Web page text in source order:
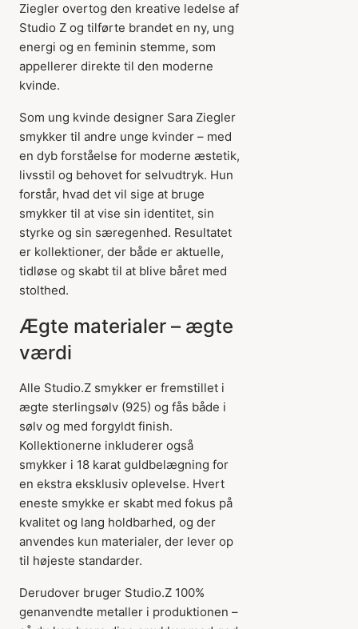
Ziegler overtog den kreative ledelse af
Studio Z og tilførte brandet en ny, ung
energi og en feminin stemme, som
appellerer direkte til den moderne
kvinde.
Som ung kvinde designer Sara Ziegler
smykker til andre unge kvinder – med
en dyb forståelse for moderne æstetik,
livsstil og behovet for selvudtryk. Hun
forstår, hvad det vil sige at bruge
smykker til at vise sin identitet, sin
styrke og sin særegenhed. Resultatet
er kollektioner, der både er aktuelle,
tidløse og skabt til at blive båret med
stolthed.
Ægte materialer – ægte
værdi
Alle Studio.Z smykker er fremstillet i
ægte sterlingsølv (925) og fås både i
sølv og med forgyldt finish.
Kollektionerne inkluderer også
smykker i 18 karat guldbelægning for
en ekstra eksklusiv oplevelse. Hvert
eneste smykke er skabt med fokus på
kvalitet og lang holdbarhed, og der
anvendes kun materialer, der lever op
til højeste standarder.
Derudover bruger Studio.Z 100%
genanvendte metaller i produktionen –